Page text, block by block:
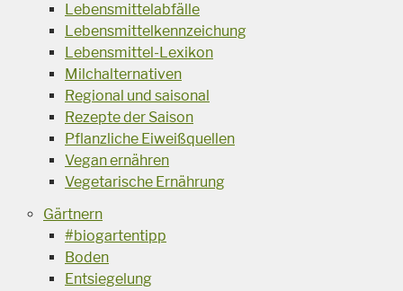
Lebensmittelabfälle
Lebensmittelkennzeichung
Lebensmittel-Lexikon
Milchalternativen
Regional und saisonal
Rezepte der Saison
Pflanzliche Eiweißquellen
Vegan ernähren
Vegetarische Ernährung
Gärtnern
#biogartentipp
Boden
Entsiegelung